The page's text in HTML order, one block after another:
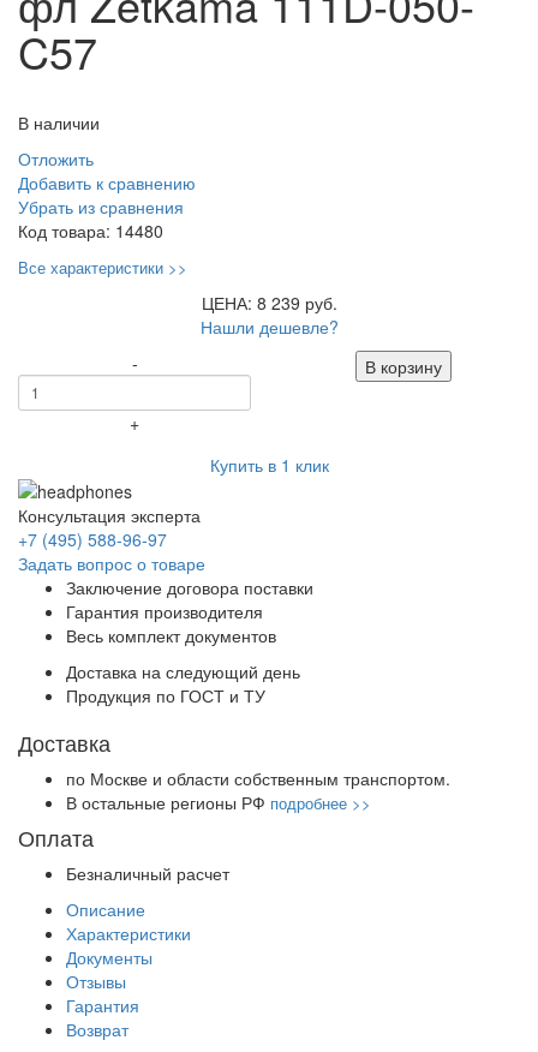
C57
В наличии
Отложить
Добавить к сравнению
Убрать из сравнения
Код товара: 14480
Все характеристики >>
ЦЕНА: 8 239 руб.
Нашли дешевле?
-
+
В корзину
Купить в 1 клик
Консультация эксперта
+7 (495) 588-96-97
Задать вопрос о товаре
Заключение договора поставки
Гарантия производителя
Весь комплект документов
Доставка на следующий день
Продукция по ГОСТ и ТУ
Доставка
по Москве и области собственным транспортом.
В остальные регионы РФ подробнее >>
Оплата
Безналичный расчет
Описание
Характеристики
Документы
Отзывы
Гарантия
Возврат